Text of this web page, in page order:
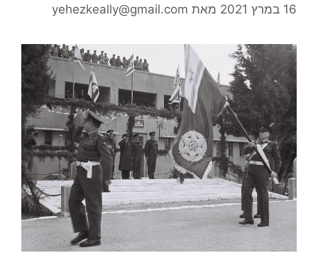
16 במרץ 2021 מאת yehezkeally@gmail.com